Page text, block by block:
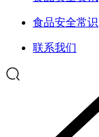
食品安全常识
联系我们